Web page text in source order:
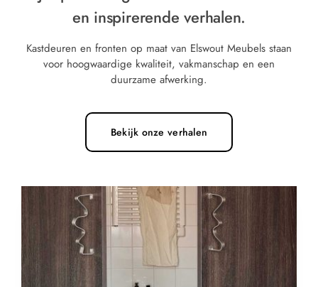
en inspirerende verhalen.
Kastdeuren en fronten op maat van Elswout Meubels staan
voor hoogwaardige kwaliteit, vakmanschap en een
duurzame afwerking.
Bekijk onze verhalen